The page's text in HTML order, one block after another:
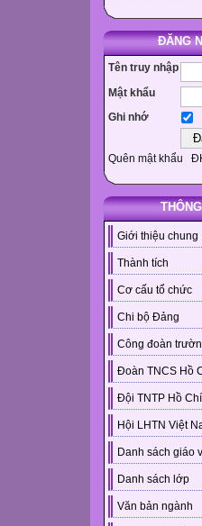
ĐĂNG
Tên truy nhập
Mật khẩu
Ghi nhớ
Quên mật khẩu
Giới thiệu chung
Thành tích
Cơ cấu tổ chức
Chi bộ Đảng
Công đoàn
Đoàn TNCS Hồ
Đội TNTP Hồ
Hội LHTN Việt
Danh sách giáo
Danh sách lớp
Văn bản ngành